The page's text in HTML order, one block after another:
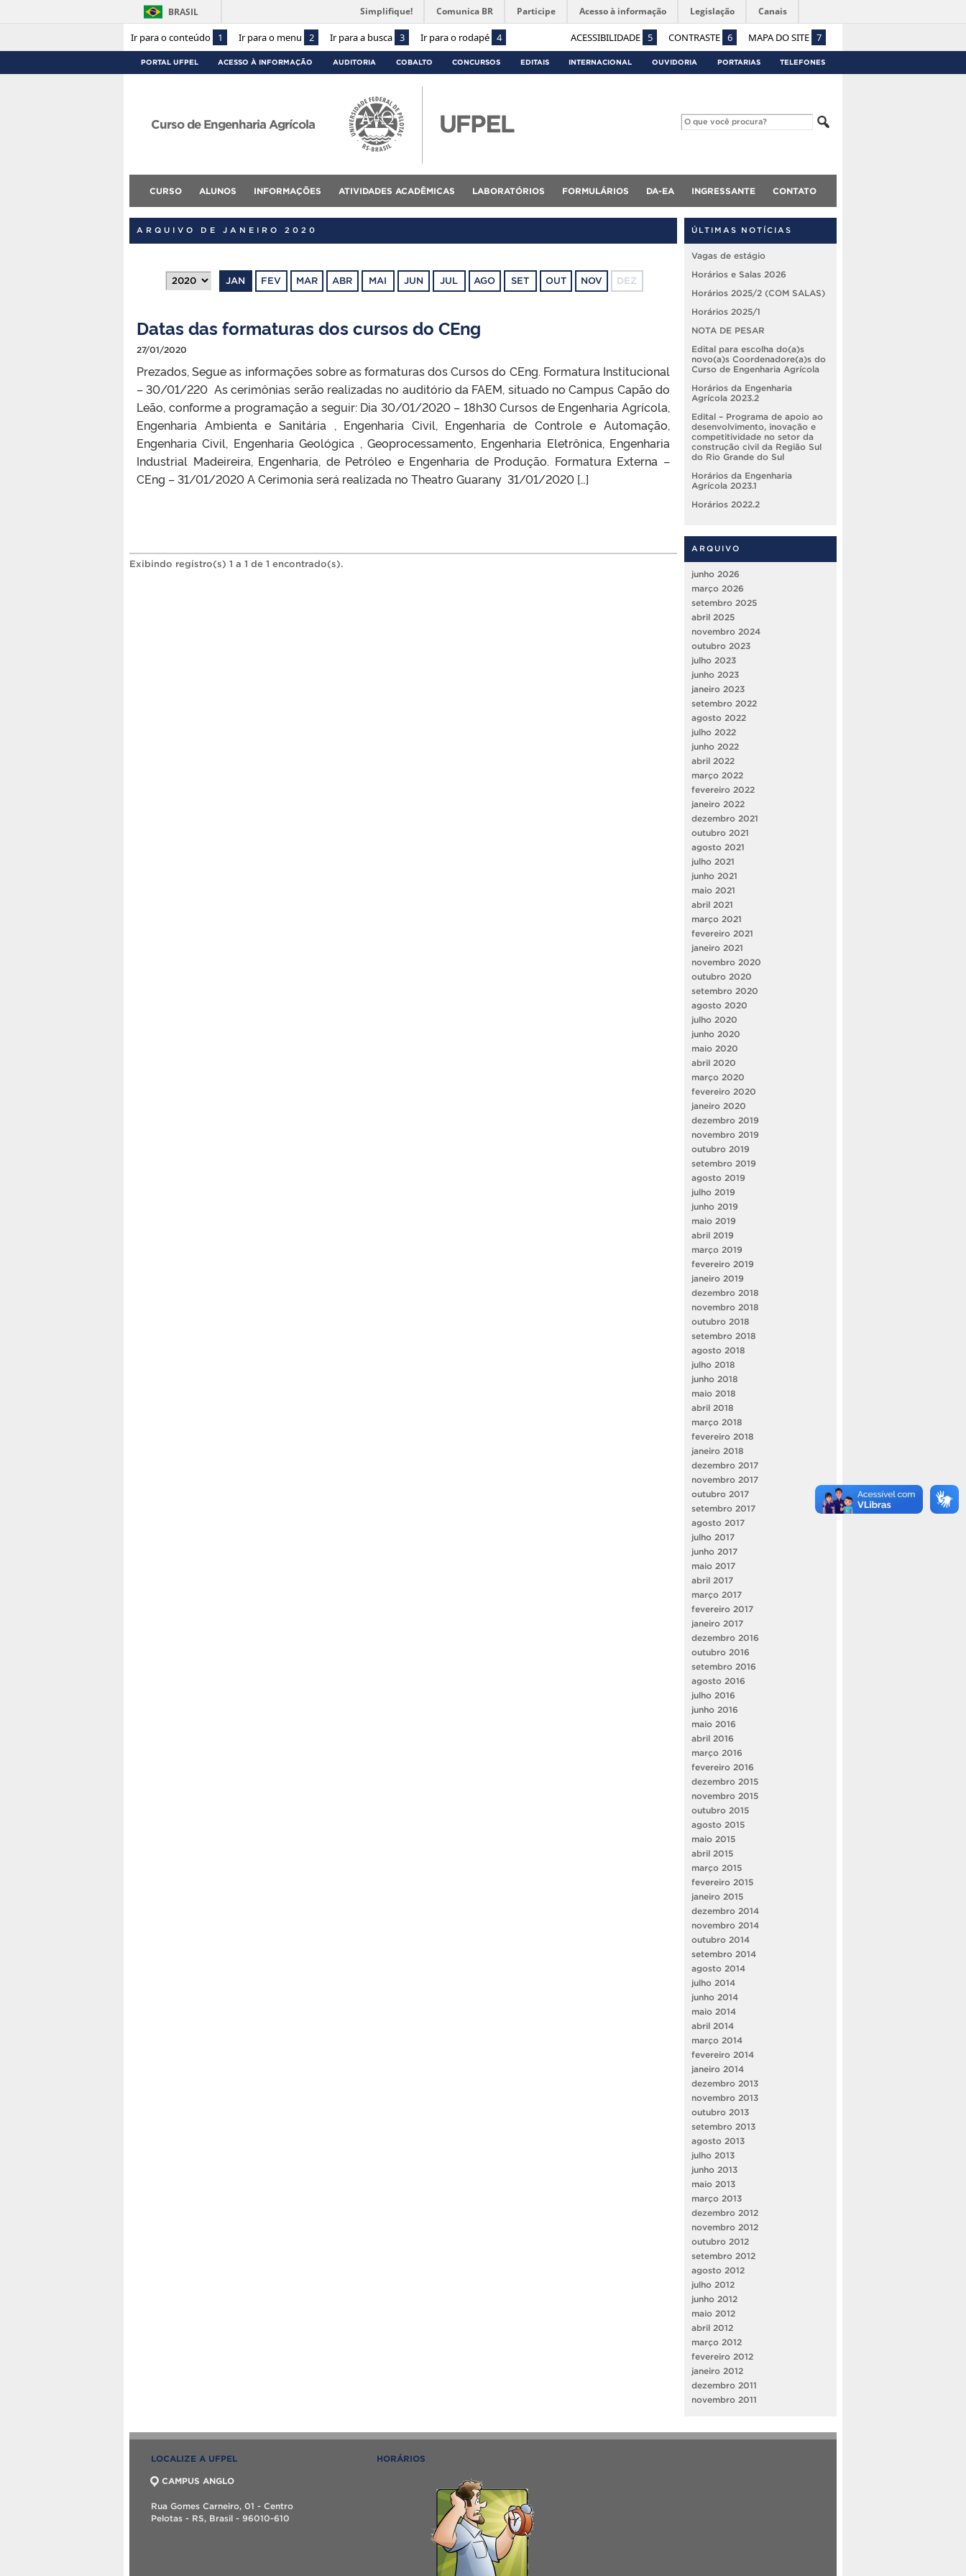
Ir para o conteúdo 1 Ir para o menu 2 Ir para a busca 3 Ir para o rodapé 4 ACESSIBILIDADE 5 CONTRASTE 6 MAPA DO SITE 7
BRASIL Simplifique! Comunica BR Participe Acesso à informação Legislação Canais
PORTAL UFPEL ACESSO À INFORMAÇÃO AUDITORIA COBALTO CONCURSOS EDITAIS INTERNACIONAL OUVIDORIA PORTARIAS TELEFONES
Curso de Engenharia Agrícola
CURSO ALUNOS INFORMAÇÕES ATIVIDADES ACADÊMICAS LABORATÓRIOS FORMULÁRIOS DA-EA INGRESSANTE CONTATO
ARQUIVO DE JANEIRO 2020
JAN FEV MAR ABR MAI JUN JUL AGO SET OUT NOV DEZ
Datas das formaturas dos cursos do CEng
27/01/2020
Prezados, Segue as informações sobre as formaturas dos Cursos do CEng. Formatura Institucional
– 30/01/220 As cerimônias serão realizadas no auditório da FAEM, situado no Campus Capão do
Leão, conforme a programação a seguir: Dia 30/01/2020 – 18h30 Cursos de Engenharia Agrícola,
Engenharia Ambienta e Sanitária , Engenharia Civil, Engenharia de Controle e Automação,
Engenharia Civil, Engenharia Geológica , Geoprocessamento, Engenharia Eletrônica, Engenharia
Industrial Madeireira, Engenharia, de Petróleo e Engenharia de Produção. Formatura Externa –
CEng – 31/01/2020 A Cerimonia será realizada no Theatro Guarany 31/01/2020 […]
Exibindo registro(s) 1 a 1 de 1 encontrado(s).
ÚLTIMAS NOTÍCIAS
Vagas de estágio
Horários e Salas 2026
Horários 2025/2 (COM SALAS)
Horários 2025/1
NOTA DE PESAR
Edital para escolha do(a)s
novo(a)s Coordenadore(a)s do
Curso de Engenharia Agrícola
Horários da Engenharia
Agrícola 2023.2
Edital – Programa de apoio ao
desenvolvimento, inovação e
competitividade no setor da
construção civil da Região Sul
do Rio Grande do Sul
Horários da Engenharia
Agrícola 2023.1
Horários 2022.2
ARQUIVO
junho 2026
março 2026
setembro 2025
abril 2025
novembro 2024
outubro 2023
julho 2023
junho 2023
janeiro 2023
setembro 2022
agosto 2022
julho 2022
junho 2022
abril 2022
março 2022
fevereiro 2022
janeiro 2022
dezembro 2021
outubro 2021
agosto 2021
julho 2021
junho 2021
maio 2021
abril 2021
março 2021
fevereiro 2021
janeiro 2021
novembro 2020
outubro 2020
setembro 2020
agosto 2020
julho 2020
junho 2020
maio 2020
abril 2020
março 2020
fevereiro 2020
janeiro 2020
dezembro 2019
novembro 2019
outubro 2019
setembro 2019
agosto 2019
julho 2019
junho 2019
maio 2019
abril 2019
março 2019
fevereiro 2019
janeiro 2019
dezembro 2018
novembro 2018
outubro 2018
setembro 2018
agosto 2018
julho 2018
junho 2018
maio 2018
abril 2018
março 2018
fevereiro 2018
janeiro 2018
dezembro 2017
novembro 2017
outubro 2017
setembro 2017
agosto 2017
julho 2017
junho 2017
maio 2017
abril 2017
março 2017
fevereiro 2017
janeiro 2017
dezembro 2016
outubro 2016
setembro 2016
agosto 2016
julho 2016
junho 2016
maio 2016
abril 2016
março 2016
fevereiro 2016
dezembro 2015
novembro 2015
outubro 2015
agosto 2015
maio 2015
abril 2015
março 2015
fevereiro 2015
janeiro 2015
dezembro 2014
novembro 2014
outubro 2014
setembro 2014
agosto 2014
julho 2014
junho 2014
maio 2014
abril 2014
março 2014
fevereiro 2014
janeiro 2014
dezembro 2013
novembro 2013
outubro 2013
setembro 2013
agosto 2013
julho 2013
junho 2013
maio 2013
março 2013
dezembro 2012
novembro 2012
outubro 2012
setembro 2012
agosto 2012
julho 2012
junho 2012
maio 2012
abril 2012
março 2012
fevereiro 2012
janeiro 2012
dezembro 2011
novembro 2011
LOCALIZE A UFPEL
CAMPUS ANGLO
Rua Gomes Carneiro, 01 - Centro
Pelotas - RS, Brasil - 96010-610
HORÁRIOS